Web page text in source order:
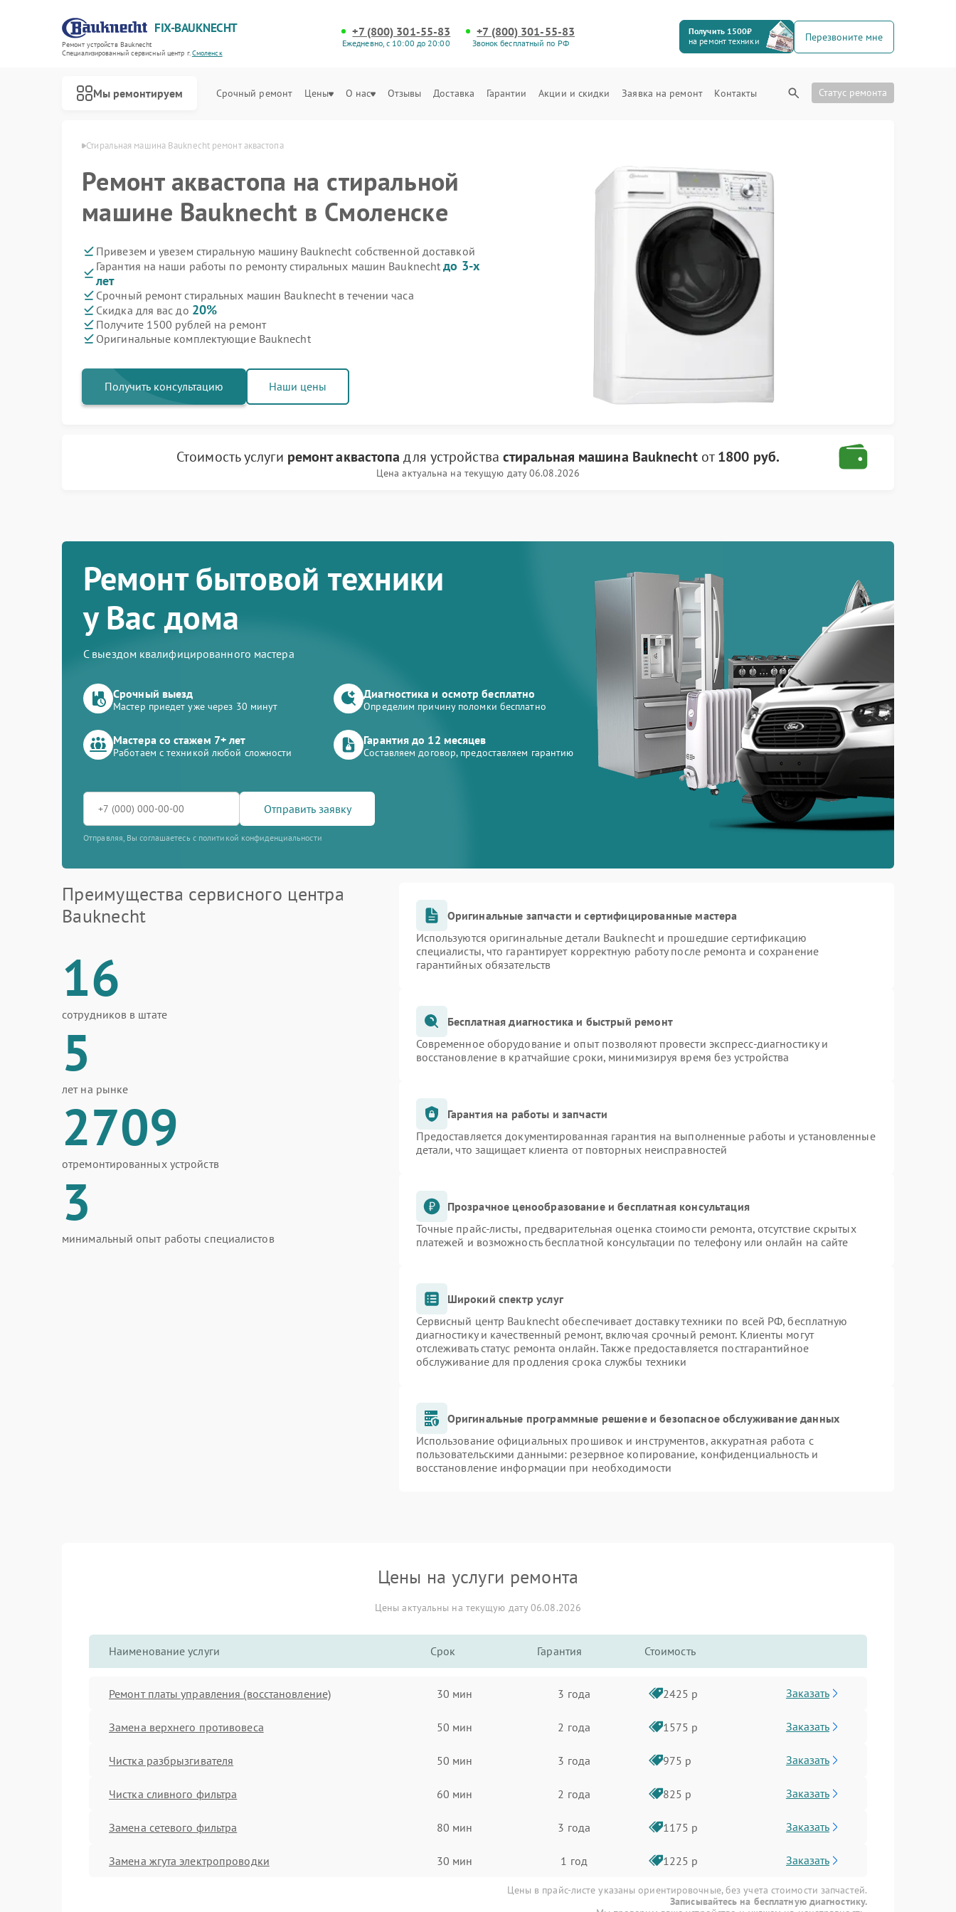
FIX-BAUKNECHT
Ремонт устройств Bauknecht
Специализированный cервисный центр г.Смоленск
+7 (800) 301-55-83
Ежедневно, с 10:00 до 20:00
+7 (800) 301-55-83
Звонок бесплатный по РФ
Получить 1500₽
на ремонт техники
Перезвоните мне
Мы ремонтируем Срочный ремонт Цены О нас Отзывы Доставка Гарантии Акции и скидки Заявка на ремонт Контакты Статус ремонта
в Смоленске Стиральная машина Bauknecht ремонт аквастопа
Ремонт аквастопа на стиральной
машине Bauknecht в Смоленске
Привезем и увезем стиральную машину Bauknecht собственной доставкой
Гарантия на наши работы по ремонту стиральных машин Bauknechtдо 3-х
лет
Срочный ремонт стиральных машин Bauknecht в течении часа
Скидка для вас до 20%
Получите 1500 рублей на ремонт
Оригинальные комплектующие Bauknecht
Получить консультацию Наши цены
Стоимость услуги ремонт аквастопа для устройства стиральная машина Bauknechtот1800 руб.
Цена актуальна на текущую дату 06.08.2026
Ремонт бытовой техники
у Вас дома
С выездом квалифицированного мастера
Срочный выезд
Мастер приедет уже через 30 минут
Диагностика и осмотр бесплатно
Определим причину поломки бесплатно
Мастера со стажем 7+ лет
Работаем с техникой любой сложности
Гарантия до 12 месяцев
Составляем договор, предоставляем гарантию
Отправить заявку
Отправляя, Вы соглашаетесь с политикой конфиденциальности
Преимущества сервисного центра
Bauknecht
16
сотрудников в штате
5
лет на рынке
2709
отремонтированных устройств
3
минимальный опыт работы специалистов
Оригинальные запчасти и сертифицированные мастера
Используются оригинальные детали Bauknecht и прошедшие сертификацию
специалисты, что гарантирует корректную работу после ремонта и сохранение
гарантийных обязательств
Бесплатная диагностика и быстрый ремонт
Современное оборудование и опыт позволяют провести экспресс-диагностику и
восстановление в кратчайшие сроки, минимизируя время без устройства
Гарантия на работы и запчасти
Предоставляется документированная гарантия на выполненные работы и установленные
детали, что защищает клиента от повторных неисправностей
Прозрачное ценообразование и бесплатная консультация
Точные прайс-листы, предварительная оценка стоимости ремонта, отсутствие скрытых
платежей и возможность бесплатной консультации по телефону или онлайн на сайте
Широкий спектр услуг
Сервисный центр Bauknecht обеспечивает доставку техники по всей РФ, бесплатную
диагностику и качественный ремонт, включая срочный ремонт. Клиенты могут
отслеживать статус ремонта онлайн. Также предоставляется постгарантийное
обслуживание для продления срока службы техники
Оригинальные программные решение и безопасное обслуживание данных
Использование официальных прошивок и инструментов, аккуратная работа с
пользовательскими данными: резервное копирование, конфиденциальность и
восстановление информации при необходимости
Цены на услуги ремонта
Цены актуальны на текущую дату 06.08.2026
Наименование услуги Срок Гарантия Стоимость
Ремонт платы управления (восстановление) 30 мин 3 года 2425 р Заказать
Замена верхнего противовеса 50 мин 2 года 1575 р Заказать
Чистка разбрызгивателя 50 мин 3 года 975 р Заказать
Чистка сливного фильтра 60 мин 2 года 825 р Заказать
Замена сетевого фильтра 80 мин 3 года 1175 р Заказать
Замена жгута электропроводки 30 мин 1 год 1225 р Заказать
Цены в прайс-листе указаны ориентировочные, без учета стоимости запчастей.
Записывайтесь на бесплатную диагностику.